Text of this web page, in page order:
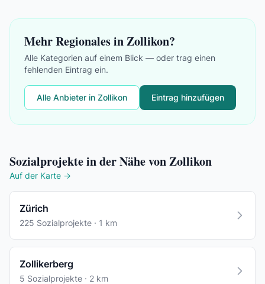
Mehr Regionales in Zollikon?
Alle Kategorien auf einem Blick — oder trag einen
fehlenden Eintrag ein.
Alle Anbieter in Zollikon Eintrag hinzufügen
Sozialprojekte in der Nähe von Zollikon
Auf der Karte →
Zürich
225 Sozialprojekte · 1 km
Zollikerberg
5 Sozialprojekte · 2 km